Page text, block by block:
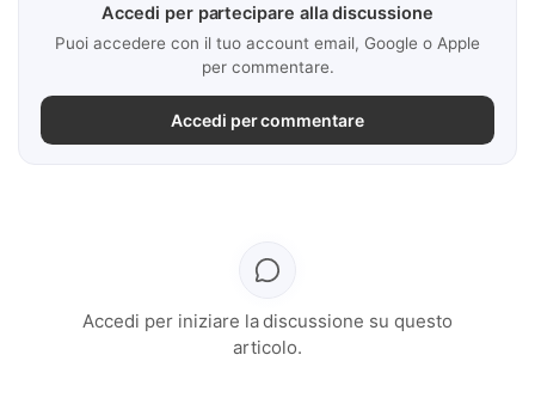
Accedi per partecipare alla discussione
Puoi accedere con il tuo account email, Google o Apple
per commentare.
Accedi per commentare
Accedi per iniziare la discussione su questo
articolo.